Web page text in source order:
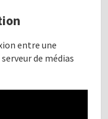
entre une
de médias